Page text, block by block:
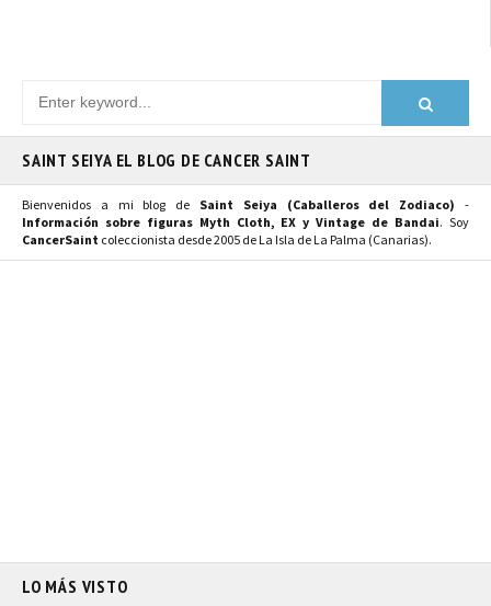
SAINT SEIYA EL BLOG DE CANCER SAINT
Bienvenidos a mi blog de Saint Seiya (Caballeros del Zodiaco) -
Información sobre figuras Myth Cloth, EX y Vintage de Bandai. Soy
CancerSaint coleccionista desde 2005 de La Isla de La Palma (Canarias).
LO MÁS VISTO